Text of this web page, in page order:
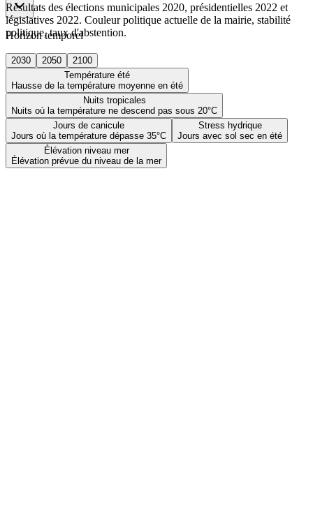
Horizon temporel
2030 2050
2100
Température été
Hausse de la température moyenne en été
Nuits tropicales
Nuits où la température ne descend pas sous 20°C
Jours de canicule
Jours où la température dépasse 35°C
Stress hydrique
Jours avec sol sec en été
Élévation niveau mer
Élévation prévue du niveau de la mer
Résultats des élections municipales 2020, présidentielles 2022 et
législatives 2022. Couleur politique actuelle de la mairie, stabilité
politique, taux d'abstention.